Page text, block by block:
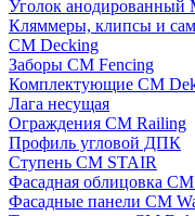
Уголок анодированный
Кляммеры, клипсы и
CM Decking
Заборы CM Fencing
Комплектующие CM
Лага несущая
Ограждения CM Railing
Профиль угловой ДПК
Ступень CM STAIR
Фасадная облицовка
Фасадные панели CM